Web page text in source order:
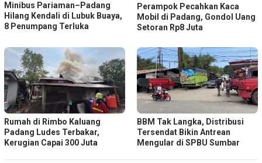
Minibus Pariaman–Padang
Hilang Kendali di Lubuk Buaya,
8 Penumpang Terluka
Perampok Pecahkan Kaca
Mobil di Padang, Gondol Uang
Setoran Rp8 Juta
Rumah di Rimbo Kaluang
Padang Ludes Terbakar,
Kerugian Capai 300 Juta
BBM Tak Langka, Distribusi
Tersendat Bikin Antrean
Mengular di SPBU Sumbar